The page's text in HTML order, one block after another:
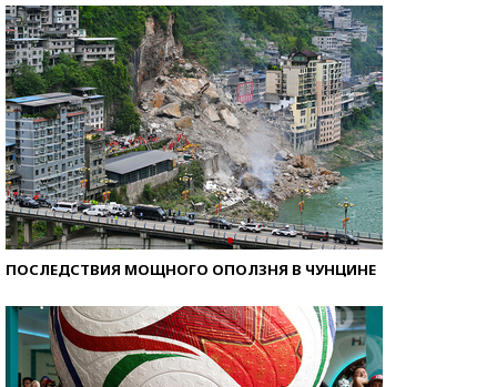
ПОСЛЕДСТВИЯ МОЩНОГО ОПОЛЗНЯ В ЧУНЦИНЕ